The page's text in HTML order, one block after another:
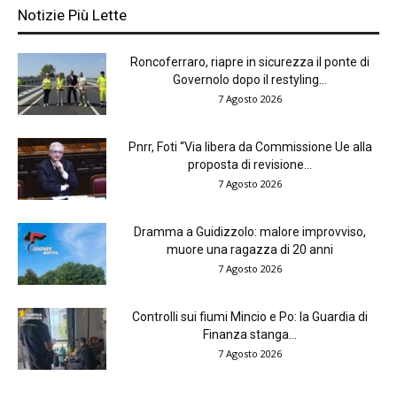
Notizie Più Lette
Roncoferraro, riapre in sicurezza il ponte di
Governolo dopo il restyling...
7 Agosto 2026
Pnrr, Foti “Via libera da Commissione Ue alla
proposta di revisione...
7 Agosto 2026
Dramma a Guidizzolo: malore improvviso,
muore una ragazza di 20 anni
7 Agosto 2026
Controlli sui fiumi Mincio e Po: la Guardia di
Finanza stanga...
7 Agosto 2026